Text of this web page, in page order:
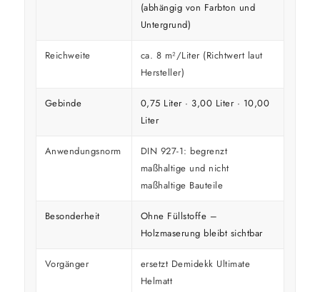
(abhängig von Farbton und
Untergrund)
Reichweite
ca. 8 m²/Liter (Richtwert laut
Hersteller)
Gebinde
0,75 Liter · 3,00 Liter · 10,00
Liter
Anwendungsnorm
DIN 927-1: begrenzt
maßhaltige und nicht
maßhaltige Bauteile
Besonderheit
Ohne Füllstoffe –
Holzmaserung bleibt sichtbar
Vorgänger
ersetzt Demidekk Ultimate
Helmatt